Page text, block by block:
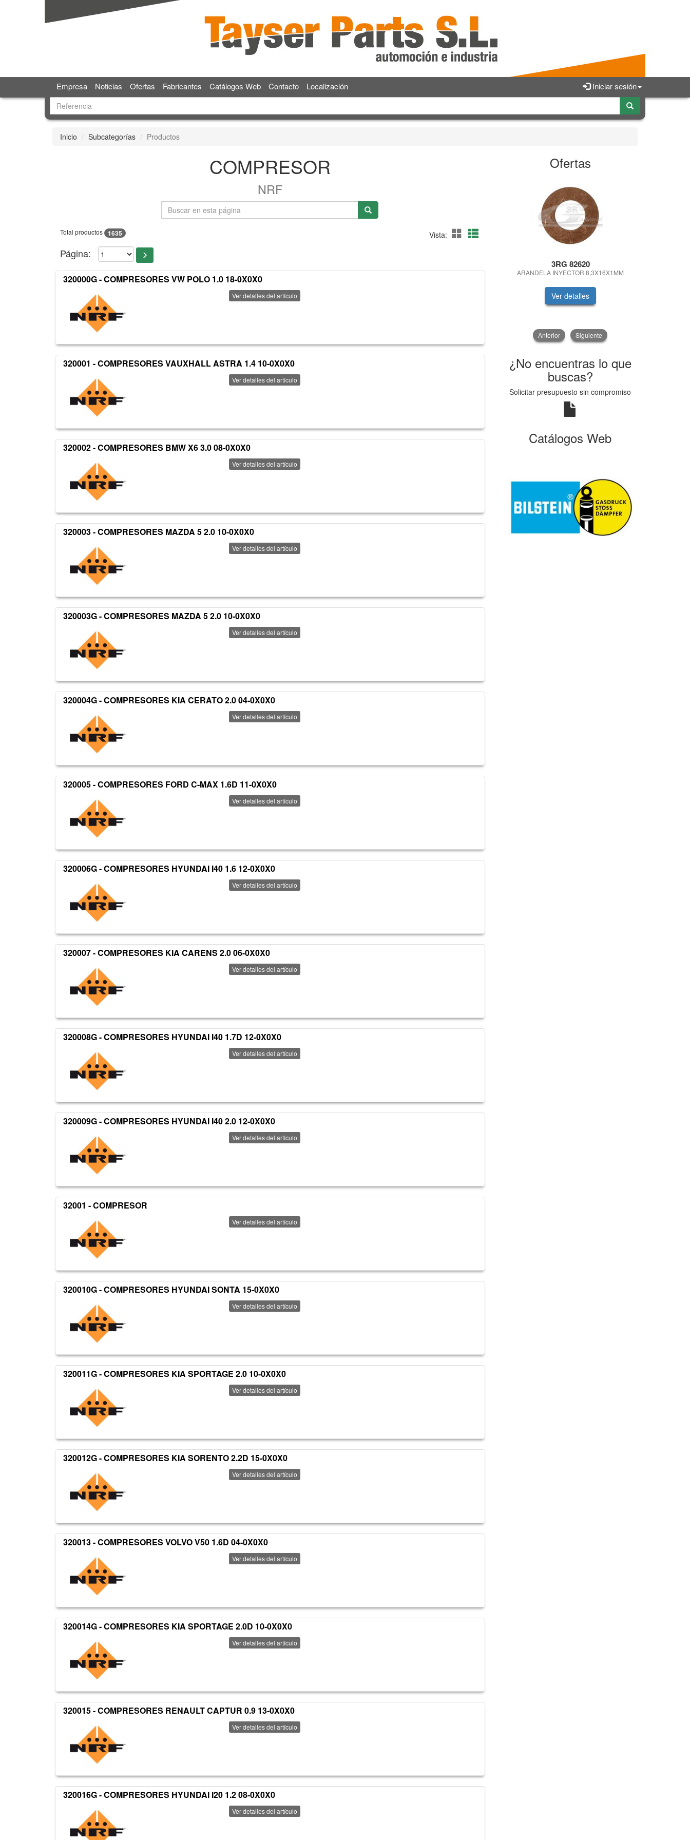
Iniciar sesión
Empresa Noticias Ofertas Fabricantes Catálogos Web Contacto Localización
Inicio Subcategorías Productos
COMPRESOR
NRF
Total productos 1635 Vista:
Página:
320000G - COMPRESORES VW POLO 1.0 18-0X0X0
Ver detalles del artículo
320001 - COMPRESORES VAUXHALL ASTRA 1.4 10-0X0X0
Ver detalles del artículo
320002 - COMPRESORES BMW X6 3.0 08-0X0X0
Ver detalles del artículo
320003 - COMPRESORES MAZDA 5 2.0 10-0X0X0
Ver detalles del artículo
320003G - COMPRESORES MAZDA 5 2.0 10-0X0X0
Ver detalles del artículo
320004G - COMPRESORES KIA CERATO 2.0 04-0X0X0
Ver detalles del artículo
320005 - COMPRESORES FORD C-MAX 1.6D 11-0X0X0
Ver detalles del artículo
320006G - COMPRESORES HYUNDAI I40 1.6 12-0X0X0
Ver detalles del artículo
320007 - COMPRESORES KIA CARENS 2.0 06-0X0X0
Ver detalles del artículo
320008G - COMPRESORES HYUNDAI I40 1.7D 12-0X0X0
Ver detalles del artículo
320009G - COMPRESORES HYUNDAI I40 2.0 12-0X0X0
Ver detalles del artículo
32001 - COMPRESOR
Ver detalles del artículo
320010G - COMPRESORES HYUNDAI SONTA 15-0X0X0
Ver detalles del artículo
320011G - COMPRESORES KIA SPORTAGE 2.0 10-0X0X0
Ver detalles del artículo
320012G - COMPRESORES KIA SORENTO 2.2D 15-0X0X0
Ver detalles del artículo
320013 - COMPRESORES VOLVO V50 1.6D 04-0X0X0
Ver detalles del artículo
320014G - COMPRESORES KIA SPORTAGE 2.0D 10-0X0X0
Ver detalles del artículo
320015 - COMPRESORES RENAULT CAPTUR 0.9 13-0X0X0
Ver detalles del artículo
320016G - COMPRESORES HYUNDAI I20 1.2 08-0X0X0
Ver detalles del artículo
Ofertas
3RG 82620
ARANDELA INYECTOR 8,3X16X1MM
Ver detalles
Anterior Siguiente
¿No encuentras lo que
buscas?
Solicitar presupuesto sin compromiso
Catálogos Web